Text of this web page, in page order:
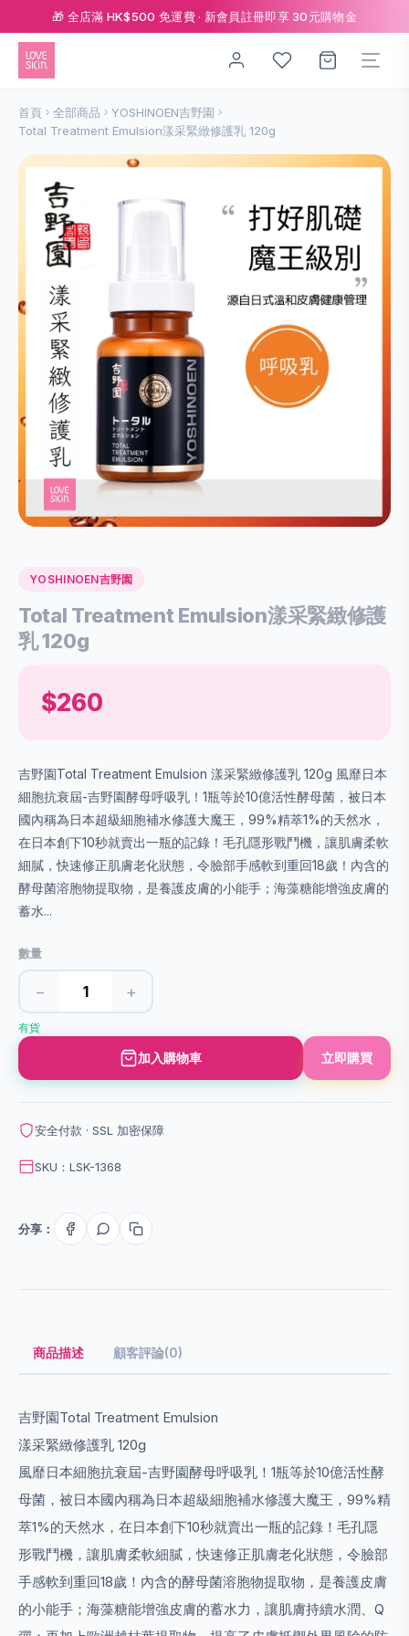
🎁 全店滿 HK$500 免運費 · 新會員註冊即享 30元購物金
首頁 全部商品
YOSHINOEN吉野園
Total Treatment Emulsion漾采緊緻修護乳 120g
YOSHINOEN吉野園
Total Treatment Emulsion漾采緊緻修護
乳 120g
$260
吉野園Total Treatment Emulsion 漾采緊緻修護乳 120g 風靡日本
細胞抗衰屆-吉野園酵母呼吸乳！1瓶等於10億活性酵母菌，被日本
國內稱為日本超級細胞補水修護大魔王，99%精萃1%的天然水，
在日本創下10秒就賣出一瓶的記錄！毛孔隱形戰鬥機，讓肌膚柔軟
細膩，快速修正肌膚老化狀態，令臉部手感軟到重回18歲！內含的
酵母菌溶胞物提取物，是養護皮膚的小能手；海藻糖能增強皮膚的
蓄水...
數量
− +
有貨
加入購物車 立即購買
安全付款 · SSL 加密保障
SKU：LSK-1368
分享：
商品描述 顧客評論(0)
吉野園Total Treatment Emulsion
漾采緊緻修護乳 120g
風靡日本細胞抗衰屆-吉野園酵母呼吸乳！1瓶等於10億活性酵
母菌，被日本國內稱為日本超級細胞補水修護大魔王，99%精
萃1%的天然水，在日本創下10秒就賣出一瓶的記錄！毛孔隱
形戰鬥機，讓肌膚柔軟細膩，快速修正肌膚老化狀態，令臉部
手感軟到重回18歲！內含的酵母菌溶胞物提取物，是養護皮膚
的小能手；海藻糖能增強皮膚的蓄水力，讓肌膚持續水潤、Q